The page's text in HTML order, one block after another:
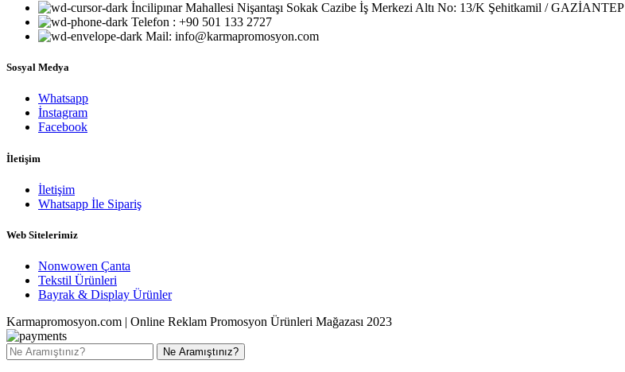
İncilipınar Mahallesi Nişantaşı Sokak Cazibe İş Merkezi Altı No: 13/K Şehitkamil / GAZİANTEP
Telefon : +90 501 133 2727
Mail: info@karmapromosyon.com
Sosyal Medya
Whatsapp
İnstagram
Facebook
İletişim
İletişim
Whatsapp İle Sipariş
Web Sitelerimiz
Nonwowen Çanta
Tekstil Ürünleri
Bayrak & Display Ürünler
Karmapromosyon.com | Online Reklam Promosyon Ürünleri Mağazası 2023
Ne Aramıştınız?